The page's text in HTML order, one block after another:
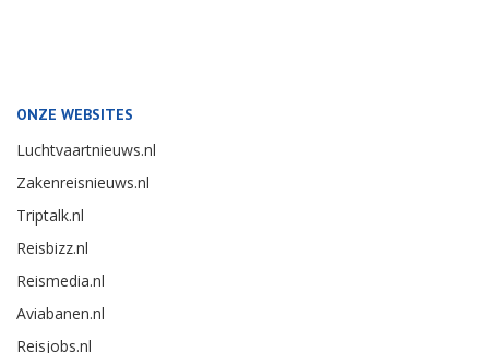
ONZE WEBSITES
Luchtvaartnieuws.nl
Zakenreisnieuws.nl
Triptalk.nl
Reisbizz.nl
Reismedia.nl
Aviabanen.nl
Reisjobs.nl